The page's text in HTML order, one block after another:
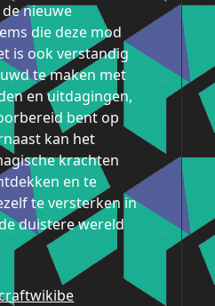
nieuwe
die deze mod
is ook verstandig
te maken met
en uitdagingen,
bent op
kan het
krachten
en te
te versterken in
duistere wereld